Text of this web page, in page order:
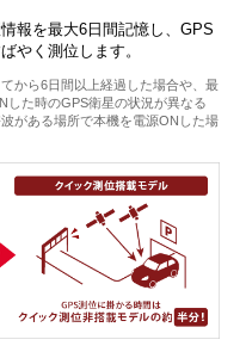
報を最大6日間記憶し、GPS
やく測位します。
から6日間以上経過した場合や、最
した時のGPS衛星の状況が異なる
がある場所で本機を電源ONした場